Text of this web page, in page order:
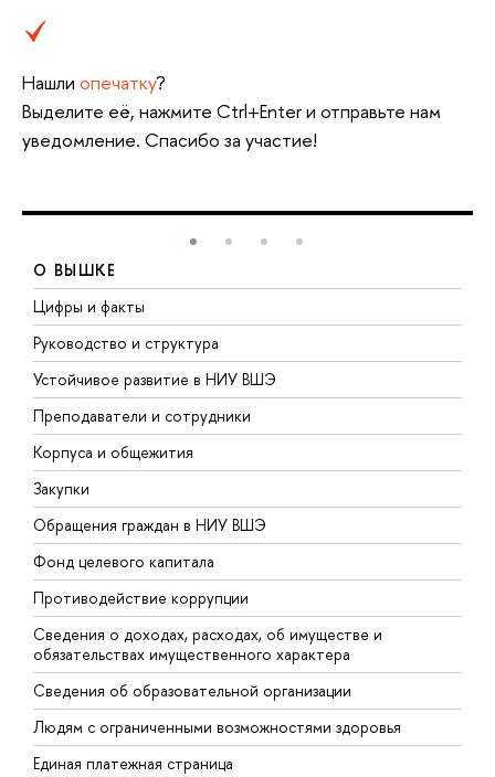
Нашли опечатку?
Выделите её, нажмите Ctrl+Enter и отправьте нам
уведомление. Спасибо за участие!
О ВЫШКЕ
Цифры и факты
Руководство и структура
Устойчивое развитие в НИУ ВШЭ
Преподаватели и сотрудники
Корпуса и общежития
Закупки
Обращения граждан в НИУ ВШЭ
Фонд целевого капитала
Противодействие коррупции
Сведения о доходах, расходах, об имуществе и
обязательствах имущественного характера
Сведения об образовательной организации
Людям с ограниченными возможностями здоровья
Единая платежная страница